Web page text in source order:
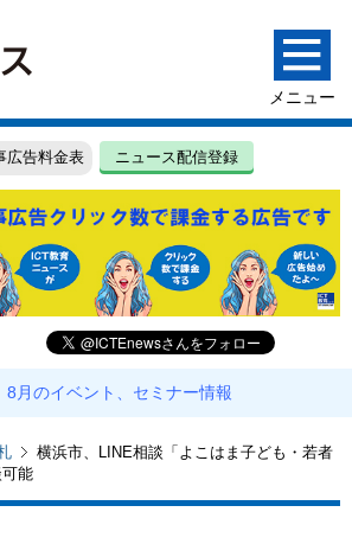
広告料金表 ニュース配信登録
8月のイベント、セミナー情報
横浜市、LINE相談「よこはま子ども・若者
能